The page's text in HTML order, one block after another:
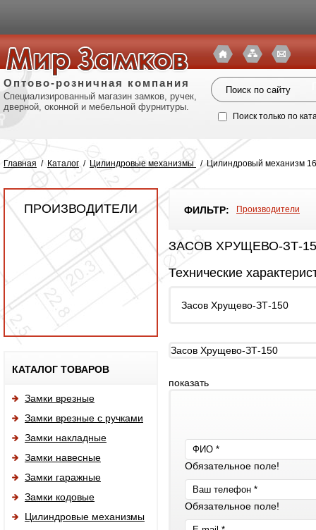
Оптово-розничная компания
Специализированный магазин замков, ручек,
дверной, оконной и мебельной фурнитуры.
Поиск только по
Главная / Каталог / Цилиндровые механизмы / Цилиндровый механизм
ПРОИЗВОДИТЕЛИ
КАТАЛОГ ТОВАРОВ
Замки врезные
Замки врезные с ручками
Замки накладные
Замки навесные
Замки гаражные
Замки кодовые
Цилиндровые механизмы
ФИЛЬТР: Производители
ЗАСОВ ХРУЩЕВО-ЗТ-
Технические
Засов Хрущево-ЗТ-150
Засов Хрущево-ЗТ-150
показать
Обязательное поле!
Обязательное поле!